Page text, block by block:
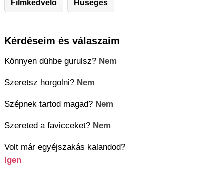
Filmkedvelő Hűséges
Kérdéseim és válaszaim
Könnyen dühbe gurulsz? Nem
Szeretsz horgolni? Nem
Szépnek tartod magad? Nem
Szereted a favicceket? Nem
Volt már egyéjszakás kalandod?
Igen